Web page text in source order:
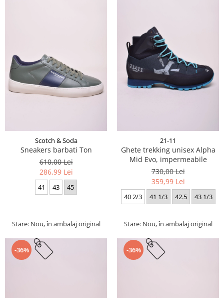
Scotch & Soda
Sneakers barbati Ton
610,00 Lei
286,99 Lei
41 43 45
Stare: Nou, în ambalaj original
21-11
Ghete trekking unisex Alpha
Mid Evo, impermeabile
730,00 Lei
359,99 Lei
40 2/3 41 1/3 42.5 43 1/3
Stare: Nou, în ambalaj original
-36% -36%